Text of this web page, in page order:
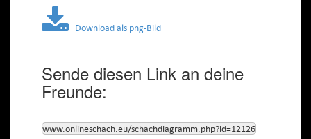
Download als png-Bild
Sende diesen Link an deine
Freunde:
www.onlineschach.eu/schachdiagramm.php?id=12126